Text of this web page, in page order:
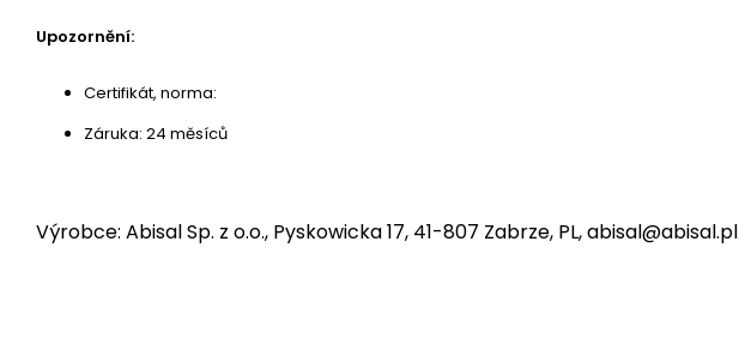
Upozornění:
Certifikát, norma:
Záruka: 24 měsíců
Výrobce: Abisal Sp. z o.o., Pyskowicka 17, 41-807 Zabrze, PL, abisal@abisal.pl